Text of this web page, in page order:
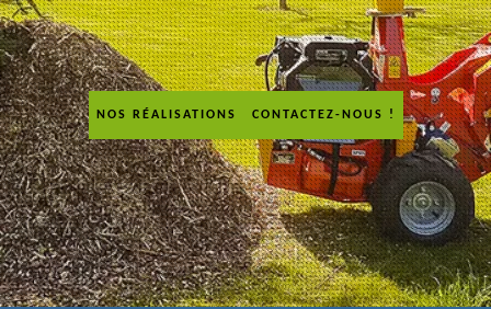
NOS RÉALISATIONS CONTACTEZ-NOUS !